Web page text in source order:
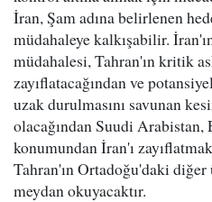
İran, Şam adına belirlenen
müdahaleye kalkışabilir.
müdahalesi, Tahran'ın kritik
zayıflatacağından ve
uzak durulmasını savunan
olacağından Suudi
konumundan İran'ı
Tahran'ın Ortadoğu'daki
meydan okuyacaktır.